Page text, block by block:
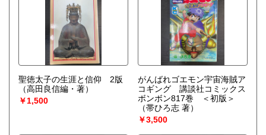
聖徳太子の生涯と信仰 2版
（高田良信編・著）
￥1,500
がんばれゴエモン宇宙海賊ア
コギング 講談社コミックス
ボンボン817巻 ＜初版＞
（帯ひろ志 著）
￥3,500